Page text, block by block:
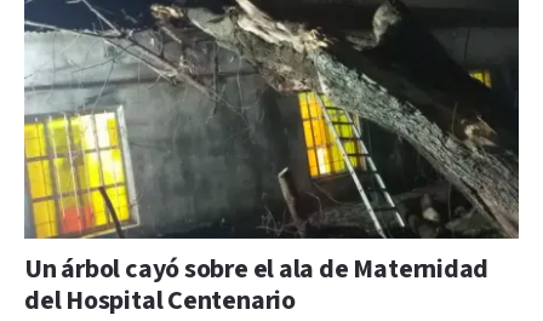
Un árbol cayó sobre el ala de Maternidad
del Hospital Centenario